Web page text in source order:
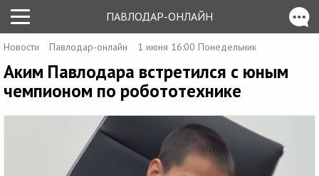
ПАВЛОДАР-ОНЛАЙН
Новости Павлодар-онлайн 1 июня 16:00 Понедельник
Аким Павлодара встретился с юным
чемпионом по робототехнике